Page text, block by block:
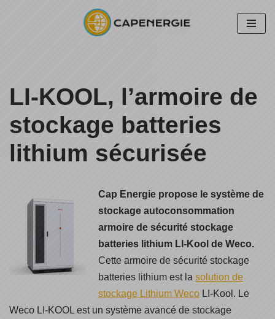
LI-KOOL, l’armoire de
stockage batteries
lithium sécurisée
Cap Energie propose le système de
stockage autoconsommation
armoire de sécurité stockage
batteries lithium LI-Kool de Weco.
Cette armoire de sécurité stockage
batteries lithium est la solution de
stockage Lithium Weco LI-Kool. Le
Weco LI-KOOL est un système avancé de stockage